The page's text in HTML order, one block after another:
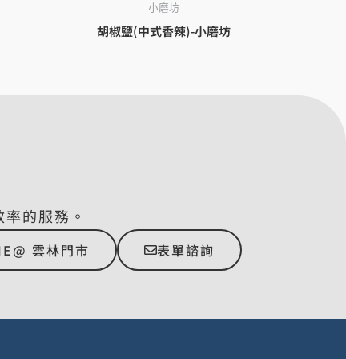
小磨坊
胡椒鹽(中式香辣)-小磨坊
的服務。
雲林門市 表單諮詢